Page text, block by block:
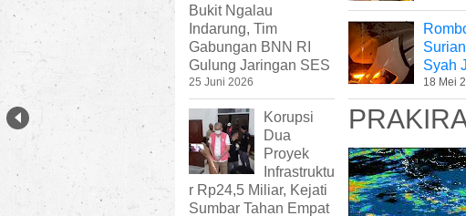
Syah
18 Mei
Bukit Ngalau
Indarung, Tim
Gabungan BNN RI
Gulung Jaringan SES
25 Juni 2026
Korupsi
Dua
Proyek
Infrastruktu
r Rp24,5 Miliar, Kejati
Sumbar Tahan Empat